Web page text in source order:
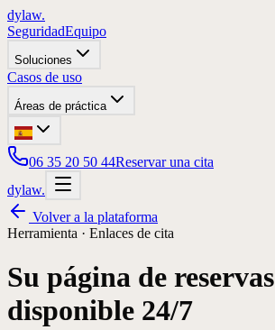
dylaw.
SeguridadEquipo
Soluciones
Casos de uso
Áreas de práctica
06 35 20 50 44Reservar una cita
dylaw.
Volver a la plataforma
Herramienta · Enlaces de cita
Su página de reservas
disponible 24/7